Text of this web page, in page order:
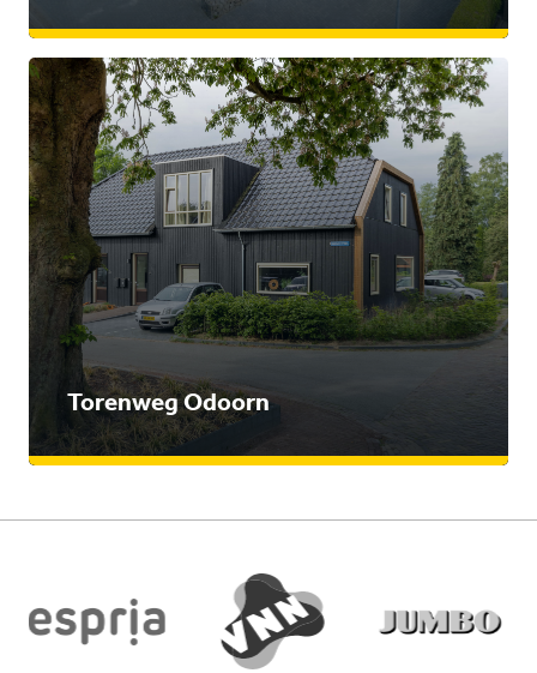
Torenweg Odoorn